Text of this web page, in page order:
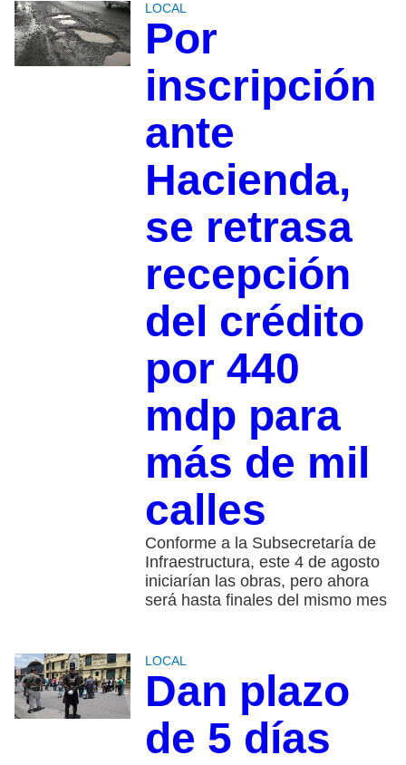
LOCAL
Por
inscripción
ante
Hacienda,
se retrasa
recepción
del crédito
por 440
mdp para
más de mil
calles
Conforme a la Subsecretaría de
Infraestructura, este 4 de agosto
iniciarían las obras, pero ahora
será hasta finales del mismo mes
LOCAL
Dan plazo
de 5 días